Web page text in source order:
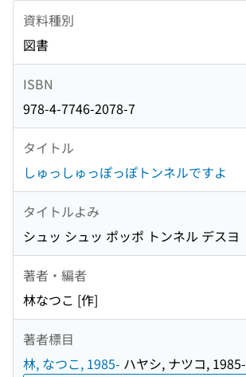
資料種別
図書
ISBN
978-4-7746-2078-7
タイトル
しゅっしゅっぽっぽトンネルですよ
タイトルよみ
シュッ シュッ ポッポ トンネル デスヨ
著者・編者
林なつこ [作]
著者標目
林, なつこ, 1985- ハヤシ, ナツコ, 1985-